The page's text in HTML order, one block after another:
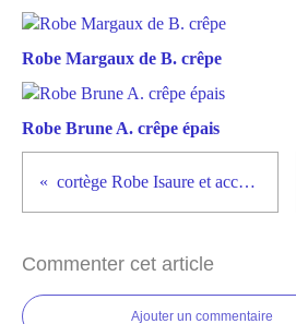
Robe Margaux de B. crêpe
Robe Brune A. crêpe épais
cortège Robe Isaure et accessoires
Commenter cet article
Ajouter un commentaire